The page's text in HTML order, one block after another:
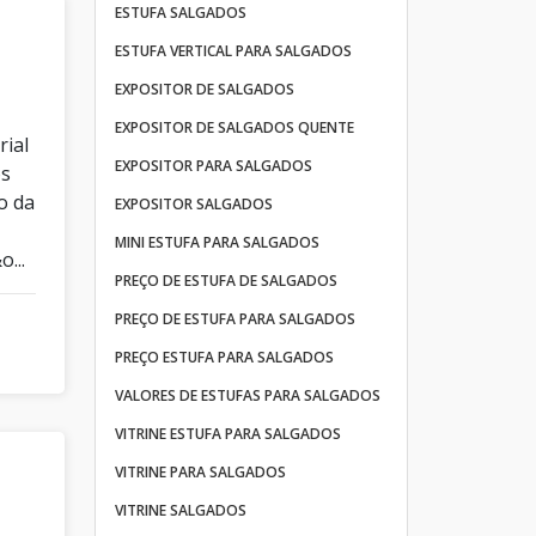
da
ESTUFA SALGADOS
ESTUFA VERTICAL PARA SALGADOS
EXPOSITOR DE SALGADOS
EXPOSITOR DE SALGADOS QUENTE
EXPOSITOR PARA SALGADOS
EXPOSITOR SALGADOS
MINI ESTUFA PARA SALGADOS
PREÇO DE ESTUFA DE SALGADOS
PREÇO DE ESTUFA PARA SALGADOS
PREÇO ESTUFA PARA SALGADOS
VALORES DE ESTUFAS PARA SALGADOS
VITRINE ESTUFA PARA SALGADOS
VITRINE PARA SALGADOS
VITRINE SALGADOS